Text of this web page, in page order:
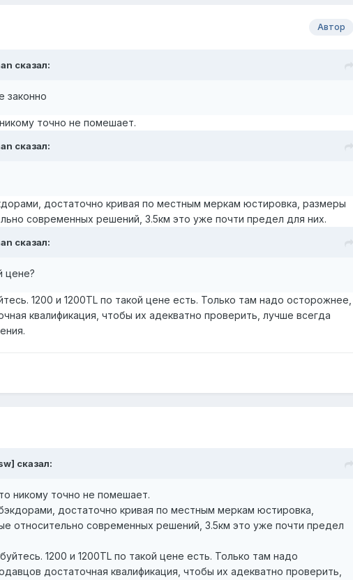
Автор
сказал:
законно
точно не помешает.
сказал:
достаточно кривая по местным меркам юстировка, размеры
современных решений, 3.5км это уже почти предел для них.
сказал:
цене?
1200 и 1200TL по такой цене есть. Только там надо осторожнее,
квалификация, чтобы их адекватно проверить, лучше всегда
сказал:
никому точно не помешает.
достаточно кривая по местным меркам юстировка,
относительно современных решений, 3.5км это уже почти предел
1200 и 1200TL по такой цене есть. Только там надо
достаточная квалификация, чтобы их адекватно проверить,